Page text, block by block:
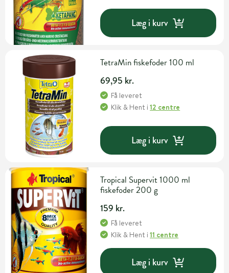
Læg i kurv
TetraMin fiskefoder 100 ml
69,95 kr.
Få leveret
Klik & Hent i12 centre
Læg i kurv
Tropical Supervit 1000 ml
fiskefoder 200 g
159 kr.
Få leveret
Klik & Hent i11 centre
Læg i kurv